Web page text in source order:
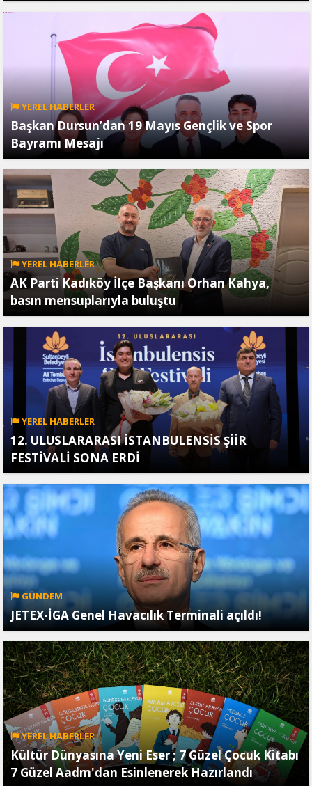
YEREL HABERLER
Başkan Dursun’dan 19 Mayıs Gençlik ve Spor
Bayramı Mesajı
YEREL HABERLER
AK Parti Kadıköy İlçe Başkanı Orhan Kahya,
basın mensuplarıyla buluştu
YEREL HABERLER
12. ULUSLARARASI İSTANBULENSİS ŞİİR
FESTİVALİ SONA ERDİ
GÜNDEM
JETEX-İGA Genel Havacılık Terminali açıldı!
YEREL HABERLER
Kültür Dünyasına Yeni Eser ; 7 Güzel Çocuk Kitabı
7 Güzel Aadm'dan Esinlenerek Hazırlandı